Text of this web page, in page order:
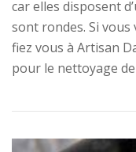
car elles disposent
sont rondes. Si
fiez vous à Artisan
pour le nettoyage de